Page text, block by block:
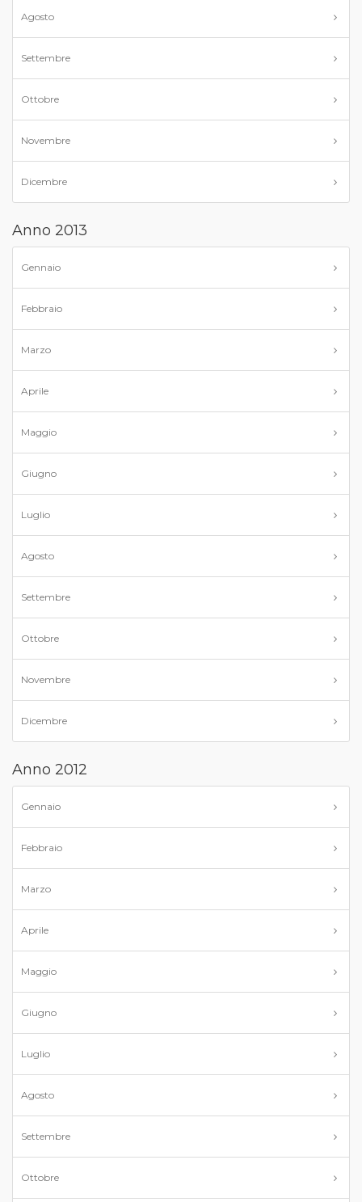
Agosto
Settembre
Ottobre
Novembre
Dicembre
Anno 2013
Gennaio
Febbraio
Marzo
Aprile
Maggio
Giugno
Luglio
Agosto
Settembre
Ottobre
Novembre
Dicembre
Anno 2012
Gennaio
Febbraio
Marzo
Aprile
Maggio
Giugno
Luglio
Agosto
Settembre
Ottobre